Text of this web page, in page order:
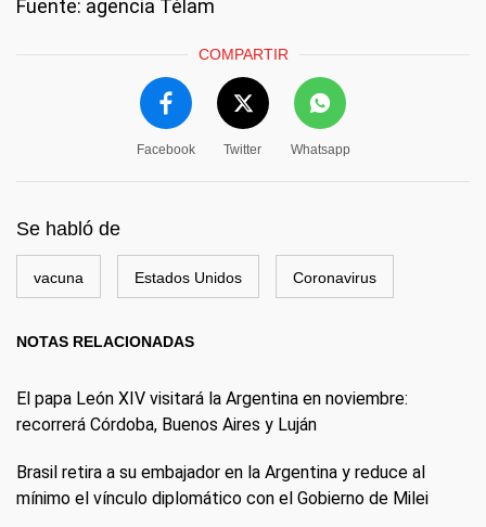
Fuente: agencia Télam
COMPARTIR
Facebook Twitter Whatsapp
Se habló de
vacuna Estados Unidos Coronavirus
NOTAS RELACIONADAS
El papa León XIV visitará la Argentina en noviembre:
recorrerá Córdoba, Buenos Aires y Luján
Brasil retira a su embajador en la Argentina y reduce al
mínimo el vínculo diplomático con el Gobierno de Milei